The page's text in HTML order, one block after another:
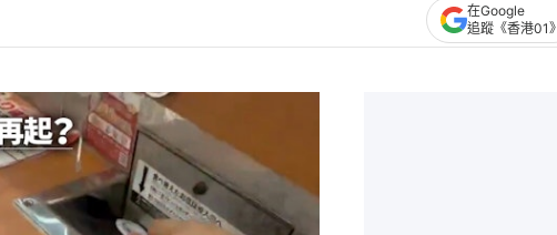
在Google
追蹤《香港01》